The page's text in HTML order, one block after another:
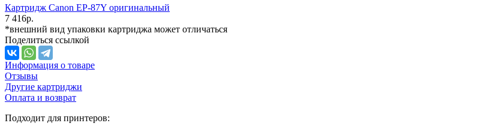
Картридж Canon EP-87Y оригинальный
7 416р.
*внешний вид упаковки картриджа может отличаться
Поделиться ссылкой
Информация о товаре
Отзывы
Другие картриджи
Оплата и возврат
Подходит для принтеров: